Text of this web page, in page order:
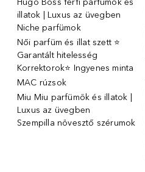
Hugo Boss férfi parfümök és
illatok | Luxus az üvegben
Niche parfümok
Női parfüm és illat szett ⭐
Garantált hitelesség
Korrektorok⭐ Ingyenes minta
MAC rúzsok
Miu Miu parfümök és illatok |
Luxus az üvegben
Szempilla növesztő szérumok